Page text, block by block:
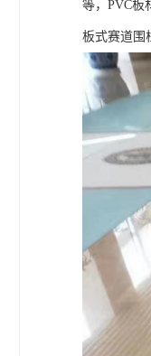
等，PVC板
板式赛道围